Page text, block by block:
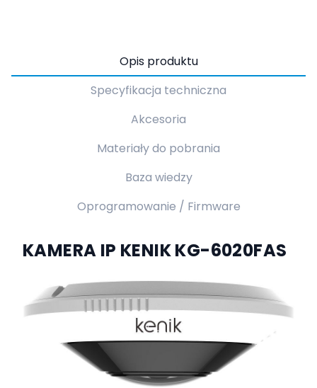
Opis produktu
Specyfikacja techniczna
Akcesoria
Materiały do pobrania
Baza wiedzy
Oprogramowanie / Firmware
KAMERA IP KENIK KG-6020FAS